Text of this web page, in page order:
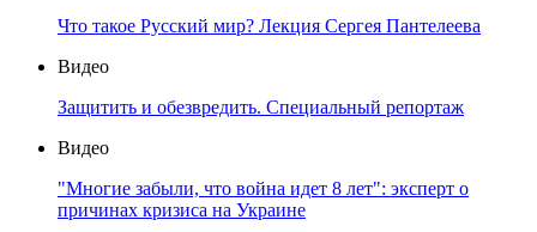
Что такое Русский мир? Лекция Сергея Пантелеева
Видео
Защитить и обезвредить. Специальный репортаж
Видео
"Многие забыли, что война идет 8 лет": эксперт о
причинах кризиса на Украине